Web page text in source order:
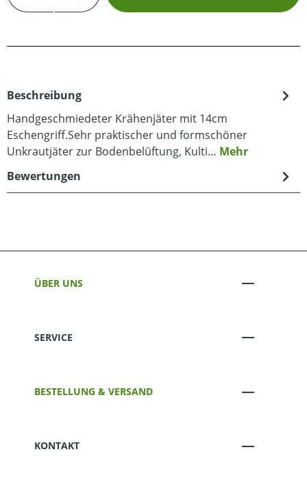
Beschreibung
Handgeschmiedeter Krähenjäter mit 14cm
Eschengriff.Sehr praktischer und formschöner
Unkrautjäter zur Bodenbelüftung, Kulti… Mehr
Bewertungen
ÜBER UNS
SERVICE
BESTELLUNG & VERSAND
KONTAKT